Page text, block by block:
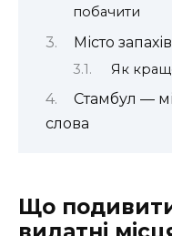
побачити
Місто
Як
Стамбул —
слова
Що